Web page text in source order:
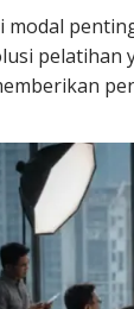
pelatihan